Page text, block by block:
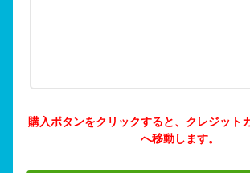
購入ボタンをクリックすると、クレジット
へ移動します。